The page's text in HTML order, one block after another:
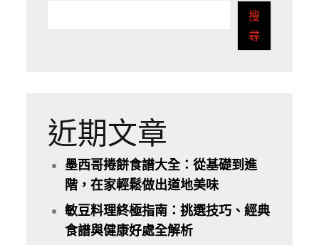
搜
尋
近期文章
墨西哥捲餅食譜大全：從基礎到進
階，在家輕鬆做出道地美味
敏豆料理終極指南：挑選技巧、經典
食譜與健康好處全解析